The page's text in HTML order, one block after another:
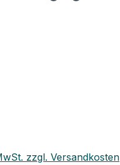
zzgl. Versandkosten